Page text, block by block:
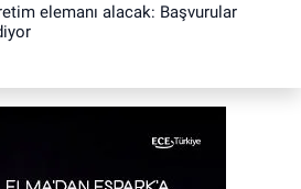
elemanı alacak: Başvurular